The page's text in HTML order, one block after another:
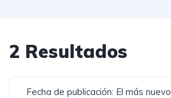
2 Resultados
Fecha de publicación: El más nuevo